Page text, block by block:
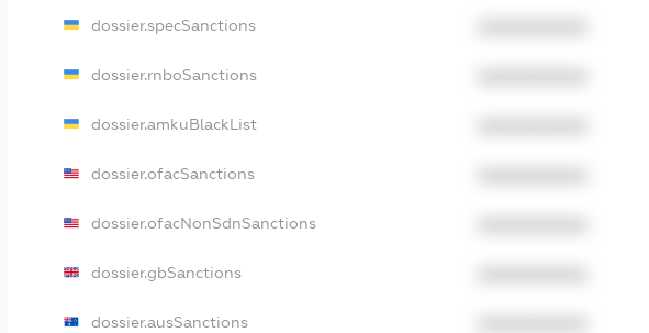
dossier.specSanctions
dossier.rnboSanctions
dossier.amkuBlackList
dossier.ofacSanctions
dossier.ofacNonSdnSanctions
dossier.gbSanctions
dossier.ausSanctions